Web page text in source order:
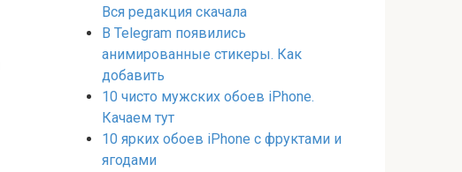
Вся редакция скачала
В Telegram появились
анимированные стикеры. Как
добавить
10 чисто мужских обоев iPhone.
Качаем тут
10 ярких обоев iPhone с фруктами и
ягодами